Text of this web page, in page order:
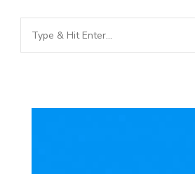
Looking
for